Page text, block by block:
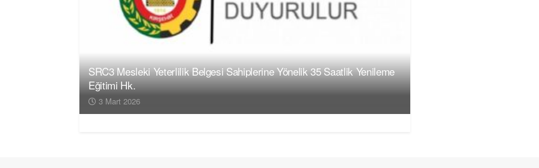
SRC3 Mesleki Yeterlilik Belgesi Sahiplerine Yönelik 35 Saatlik Yenileme
Eğitimi Hk.
3 Mart 2026